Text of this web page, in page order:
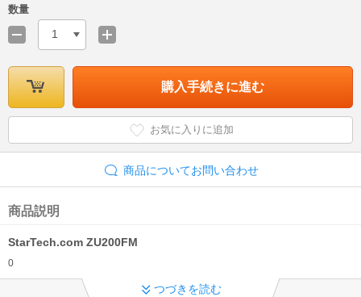
数量
1
購入手続きに進む
お気に入りに追加
商品についてお問い合わせ
商品説明
StarTech.com ZU200FM
0
つづきを読む